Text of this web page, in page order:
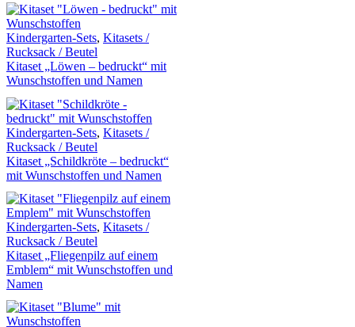
Kindergarten-Sets, Kitasets /
Rucksack / Beutel
Kitaset „Löwen – bedruckt“ mit
Wunschstoffen und Namen
Kindergarten-Sets, Kitasets /
Rucksack / Beutel
Kitaset „Schildkröte – bedruckt“
mit Wunschstoffen und Namen
Kindergarten-Sets, Kitasets /
Rucksack / Beutel
Kitaset „Fliegenpilz auf einem
Emblem“ mit Wunschstoffen und
Namen